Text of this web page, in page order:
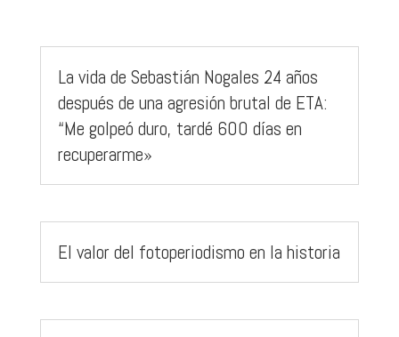
La vida de Sebastián Nogales 24 años
después de una agresión brutal de ETA:
“Me golpeó duro, tardé 600 días en
recuperarme»
El valor del fotoperiodismo en la historia